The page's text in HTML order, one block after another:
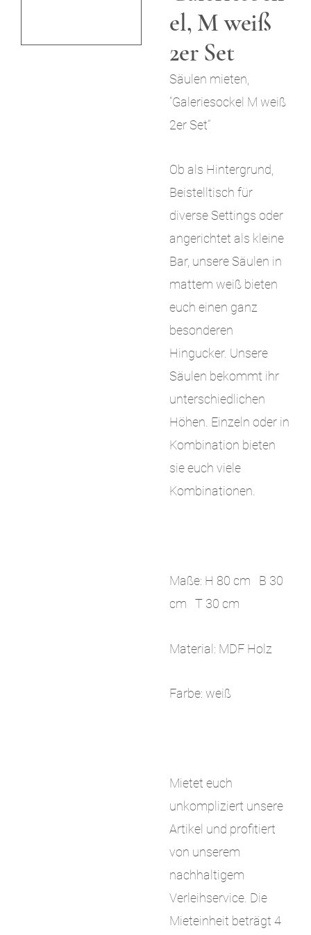
el, M weiß
2er Set
Säulen mieten,
“Galeriesockel M weiß
2er Set”
Ob als Hintergrund,
Beistelltisch für
diverse Settings oder
angerichtet als kleine
Bar, unsere Säulen in
mattem weiß bieten
euch einen ganz
besonderen
Hingucker. Unsere
Säulen bekommt ihr
unterschiedlichen
Höhen. Einzeln oder in
Kombination bieten
sie euch viele
Kombinationen.
Maße: H 80 cm B 30
cm T 30 cm
Material: MDF Holz
Farbe: weiß
Mietet euch
unkompliziert unsere
Artikel und profitiert
von unserem
nachhaltigem
Verleihservice. Die
Mieteinheit beträgt 4